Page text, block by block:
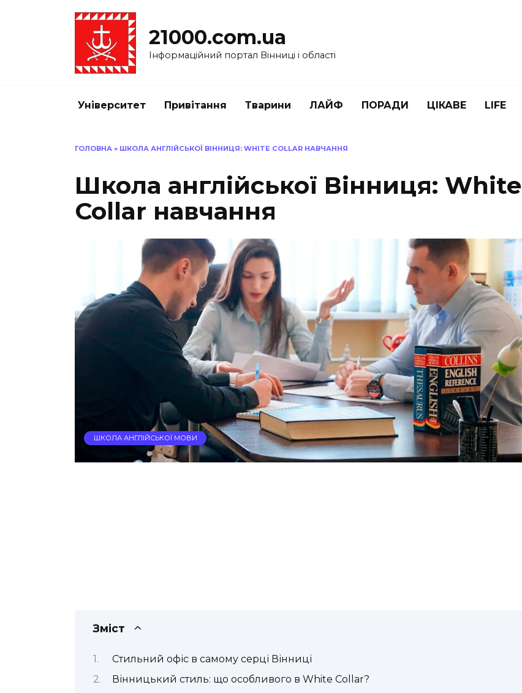
21000.com.ua
Інформаційний портал Вінниці і області
Університет Привітання Тварини ЛАЙФ ПОРАДИ ЦІКАВЕ LIFE
ГОЛОВНА » ШКОЛА АНГЛІЙСЬКОЇ ВІННИЦЯ: WHITE COLLAR НАВЧАННЯ
Школа англійської Вінниця: White
Collar навчання
ШКОЛА АНГЛІЙСЬКОЇ МОВИ
Зміст
Стильний офіс в самому серці Вінниці
Вінницький стиль: що особливого в White Collar?